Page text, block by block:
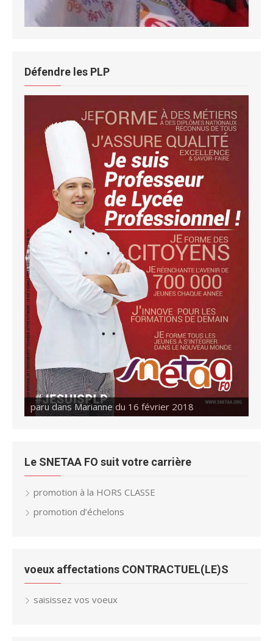
Défendre les PLP
paru dans Marianne du 16 février 2018
paru dans Marianne du 23 février 2018
Le SNETAA FO suit votre carrière
promotion à la HORS CLASSE
promotion d’échelons
voeux affectations CONTRACTUEL(LE)S
saisissez vos voeux